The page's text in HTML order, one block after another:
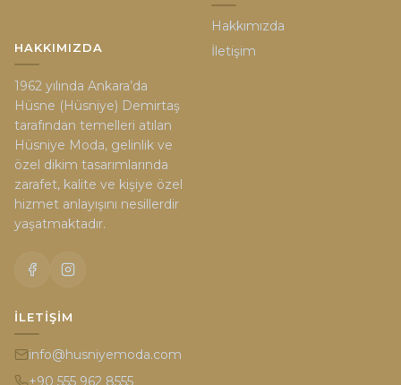
HAKKIMIZDA
1962 yılında Ankara’da
Hüsne (Hüsniye) Demirtaş
tarafından temelleri atılan
Hüsniye Moda, gelinlik ve
özel dikim tasarımlarında
zarafet, kalite ve kişiye özel
hizmet anlayışını nesillerdir
yaşatmaktadır.
Hakkımızda
İletişim
İLETIŞIM
info@husniyemoda.com
+90 555 962 8555